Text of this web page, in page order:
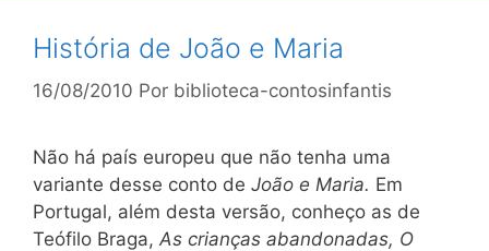
História de João e Maria
16/08/2010 Por biblioteca-contosinfantis
Não há país europeu que não tenha uma
variante desse conto de João e Maria. Em
Portugal, além desta versão, conheço as de
Teófilo Braga, As crianças abandonadas, O